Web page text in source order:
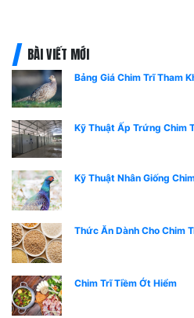
BÀI VIẾT MỚI
Bảng Giá Chim Trĩ Tham
Kỹ Thuật Ấp Trứng Chim
Kỹ Thuật Nhân Giống
Thức Ăn Dành Cho Chim
Chim Trĩ Tiềm Ớt Hiểm